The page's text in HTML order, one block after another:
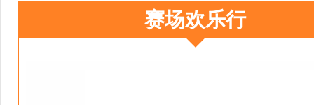
赛场欢乐行